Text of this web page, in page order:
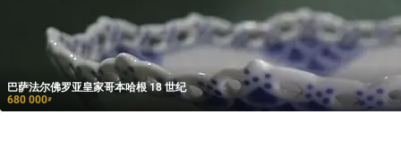
巴萨法尔佛罗亚皇家哥本哈根 18 世纪
680 000₽